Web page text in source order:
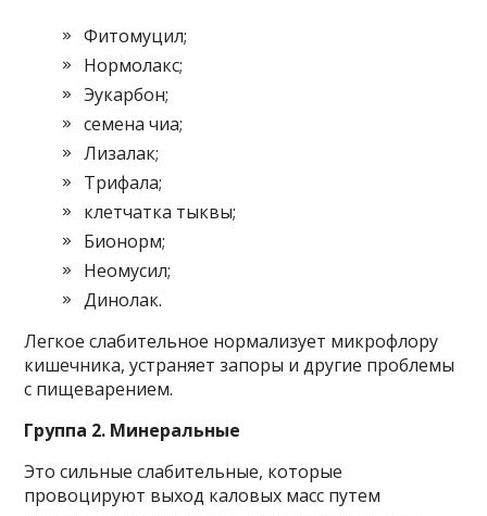
Фитомуцил;
Нормолакс;
Эукарбон;
семена чиа;
Лизалак;
Трифала;
клетчатка тыквы;
Бионорм;
Неомусил;
Динолак.
Легкое слабительное нормализует микрофлору
кишечника, устраняет запоры и другие проблемы
с пищеварением.
Группа 2. Минеральные
Это сильные слабительные, которые
провоцируют выход каловых масс путем